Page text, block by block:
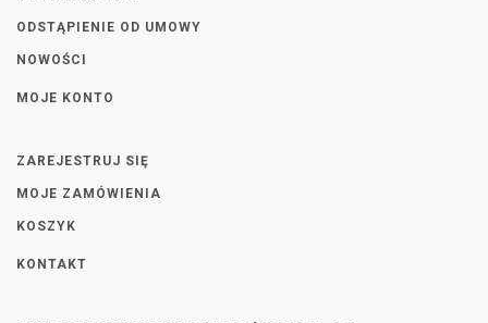
ODSTĄPIENIE OD UMOWY
NOWOŚCI
MOJE KONTO
ZAREJESTRUJ SIĘ
MOJE ZAMÓWIENIA
KOSZYK
KONTAKT